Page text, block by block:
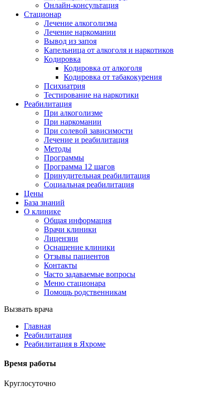
Онлайн-консультация
Стационар
Лечение алкоголизма
Лечение наркомании
Вывод из запоя
Капельница от алкоголя и наркотиков
Кодировка
Кодировка от алкоголя
Кодировка от табакокурения
Психиатрия
Тестирование на наркотики
Реабилитация
При алкоголизме
При наркомании
При солевой зависимости
Лечение и реабилитация
Методы
Программы
Программа 12 шагов
Принудительная реабилитация
Социальная реабилитация
Цены
База знаний
О клинике
Общая информация
Врачи клиники
Лицензии
Оснащение клиники
Отзывы пациентов
Контакты
Часто задаваемые вопросы
Меню стационара
Помощь родственникам
Вызвать врача
Главная
Реабилитация
Реабилитация в Яхроме
Время работы
Круглосуточно